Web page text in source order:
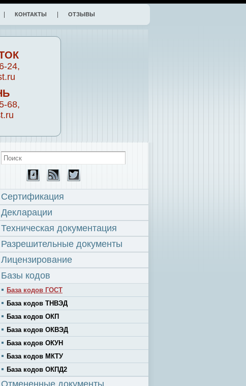
КОНТАКТЫ ОТЗЫВЫ
24,
68,
Сертификация
Декларации
Техническая документация
Разрешительные документы
Лицензирование
Базы кодов
База кодов ГОСТ
База кодов ТНВЭД
База кодов ОКП
База кодов ОКВЭД
База кодов ОКУН
База кодов МКТУ
База кодов ОКПД2
Отмененные документы